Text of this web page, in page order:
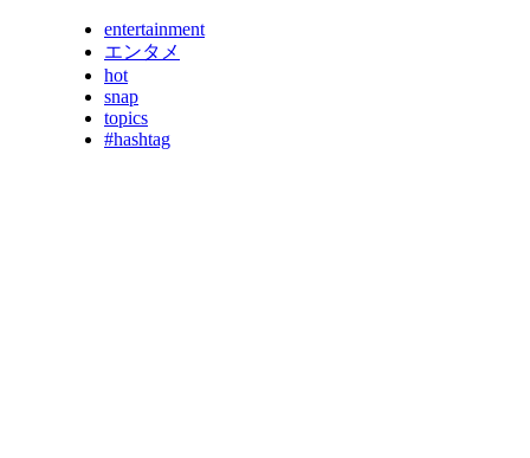
entertainment
エンタメ
hot
snap
topics
#hashtag